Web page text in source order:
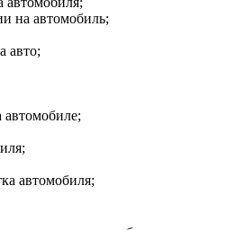
на автомобиль;
авто;
автомобиле;
автомобиля;